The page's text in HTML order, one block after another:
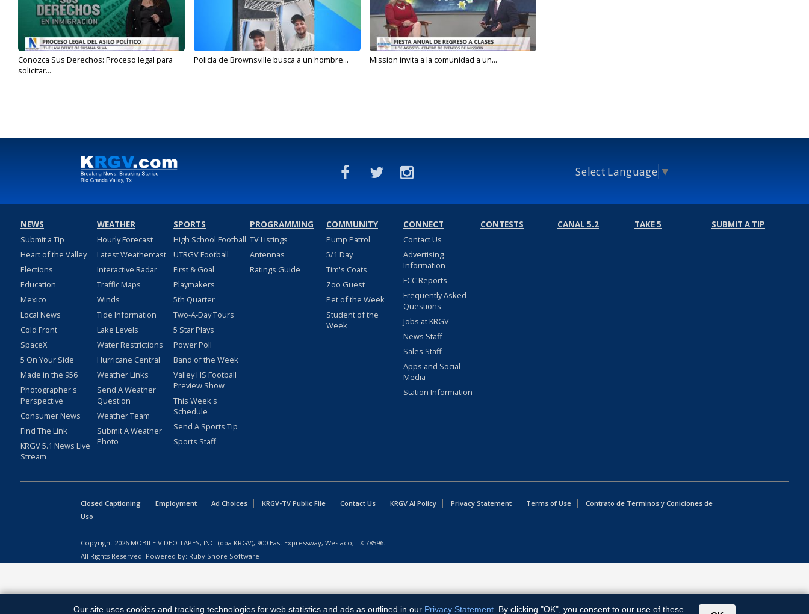
Conozca Sus Derechos: Proceso legal para
solicitar...
Policía de Brownsville busca a un hombre... Mission invita a la comunidad a un...
Select Language ▼
NEWS
Submit a Tip
Heart of the Valley
Elections
Education
Mexico
Local News
Cold Front
SpaceX
5 On Your Side
Made in the 956
Photographer's
Perspective
Consumer News
Find The Link
KRGV 5.1 News Live
Stream
WEATHER
Hourly Forecast
Latest Weathercast
Interactive Radar
Traffic Maps
Winds
Tide Information
Lake Levels
Water Restrictions
Hurricane Central
Weather Links
Send A Weather
Question
Weather Team
Submit A Weather
Photo
SPORTS
High School Football
UTRGV Football
First & Goal
Playmakers
5th Quarter
Two-A-Day Tours
5 Star Plays
Power Poll
Band of the Week
Valley HS Football
Preview Show
This Week's
Schedule
Send A Sports Tip
Sports Staff
PROGRAMMING
TV Listings
Antennas
Ratings Guide
COMMUNITY
Pump Patrol
5/1 Day
Tim's Coats
Zoo Guest
Pet of the Week
Student of the
Week
CONNECT
Contact Us
Advertising
Information
FCC Reports
Frequently Asked
Questions
Jobs at KRGV
News Staff
Sales Staff
Apps and Social
Media
Station Information
CONTESTS CANAL 5.2 TAKE 5 SUBMIT A TIP
Closed Captioning Employment Ad Choices KRGV-TV Public File Contact Us KRGV AI Policy Privacy Statement Terms of Use
Contrato de Terminos y Coniciones de
Uso
Copyright 2026 MOBILE VIDEO TAPES, INC. (dba KRGV), 900 East Expressway, Weslaco, TX 78596.
All Rights Reserved. Powered by: Ruby Shore Software
Our site uses cookies and tracking technologies for web statistics and ads as outlined in our Privacy Statement . By clicking "OK", you consent to our use of these